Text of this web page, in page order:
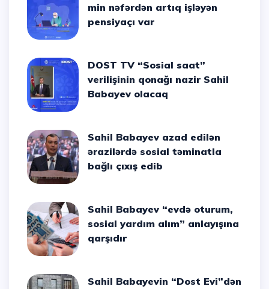
min nəfərdən artıq işləyən
pensiyaçı var
DOST TV “Sosial saat”
verilişinin qonağı nazir Sahil
Babayev olacaq
Sahil Babayev azad edilən
ərazilərdə sosial təminatla
bağlı çıxış edib
Sahil Babayev “evdə oturum,
sosial yardım alım” anlayışına
qarşıdır
Sahil Babayevin “Dost Evi”dən